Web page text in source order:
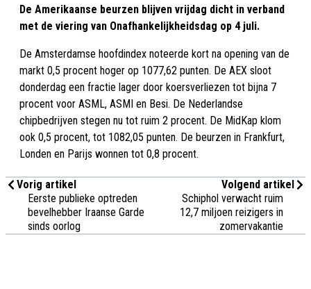
De Amerikaanse beurzen blijven vrijdag dicht in verband
met de viering van Onafhankelijkheidsdag op 4 juli.
De Amsterdamse hoofdindex noteerde kort na opening van de
markt 0,5 procent hoger op 1077,62 punten. De AEX sloot
donderdag een fractie lager door koersverliezen tot bijna 7
procent voor ASML, ASMI en Besi. De Nederlandse
chipbedrijven stegen nu tot ruim 2 procent. De MidKap klom
ook 0,5 procent, tot 1082,05 punten. De beurzen in Frankfurt,
Londen en Parijs wonnen tot 0,8 procent.
Vorig artikel
Eerste publieke optreden
bevelhebber Iraanse Garde
sinds oorlog
Volgend artikel
Schiphol verwacht ruim
12,7 miljoen reizigers in
zomervakantie